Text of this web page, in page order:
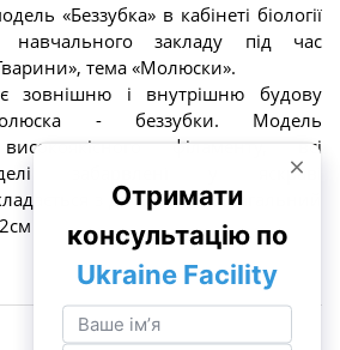
«Беззубка» в кабінеті біології
навчального закладу під час
тема «Молюски».
зовнішню і внутрішню будову
- беззубки. Модель
філаменту, всі
забарвлені у яскраві
з двох частин, загальний